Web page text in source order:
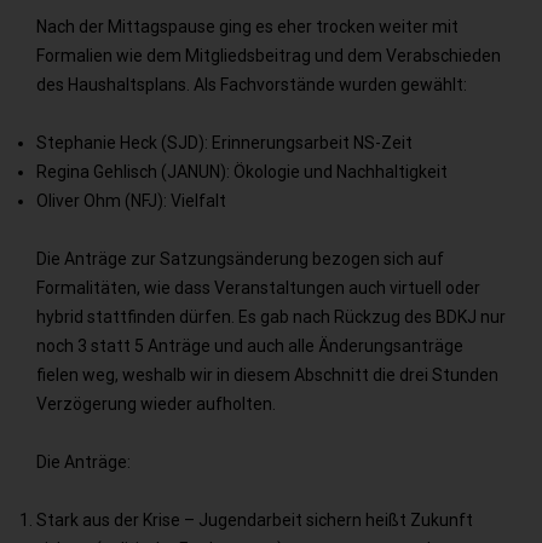
Nach der Mittagspause ging es eher trocken weiter mit
Formalien wie dem Mitgliedsbeitrag und dem Verabschieden
des Haushaltsplans. Als Fachvorstände wurden gewählt:
Stephanie Heck (SJD): Erinnerungsarbeit NS-Zeit
Regina Gehlisch (JANUN): Ökologie und Nachhaltigkeit
Oliver Ohm (NFJ): Vielfalt
Die Anträge zur Satzungsänderung bezogen sich auf
Formalitäten, wie dass Veranstaltungen auch virtuell oder
hybrid stattfinden dürfen. Es gab nach Rückzug des BDKJ nur
noch 3 statt 5 Anträge und auch alle Änderungsanträge
fielen weg, weshalb wir in diesem Abschnitt die drei Stunden
Verzögerung wieder aufholten.
Die Anträge:
Stark aus der Krise – Jugendarbeit sichern heißt Zukunft